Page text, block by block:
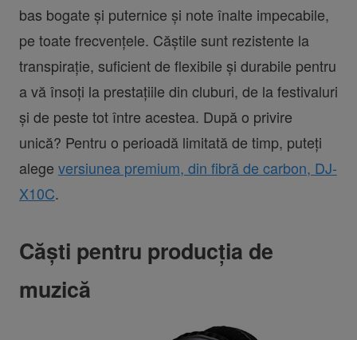
bas bogate și puternice și note înalte impecabile,
pe toate frecvențele. Căștile sunt rezistente la
transpirație, suficient de flexibile și durabile pentru
a vă însoți la prestațiile din cluburi, de la festivaluri
și de peste tot între acestea. După o privire
unică? Pentru o perioadă limitată de timp, puteți
alege versiunea premium, din fibră de carbon, DJ-
X10C.
Căști pentru producția de
muzică